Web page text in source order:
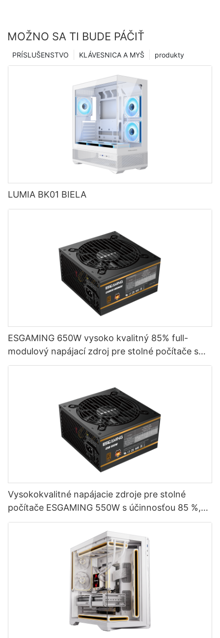
MOŽNO SA TI BUDE PÁČIŤ
produkty
KLÁVESNICA A MYŠ
PRÍSLUŠENSTVO
LUMIA BK01 BIELA
ESGAMING 650W vysoko kvalitný 85% full-
modulový napájací zdroj pre stolné počítače s
účinnosťou 80+ bronze ESB650W
Vysokokvalitné napájacie zdroje pre stolné
počítače ESGAMING 550W s účinnosťou 85 %,
certifikátom 80+ Bronze